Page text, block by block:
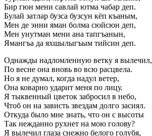
Бир гюн мени савлай ютма чабар деп.
Булай затлар бузса бузсун кёп къаным,
Мен де энни яман болма сюйсюн деп,
Мен унутман мени ана тапгъанын,
Ямангъа да яхшылыгъым тийсин деп.
Однажды надломленную ветку я вылечил,
По весне она вновь во всю расцвела.
Но я не думал, когда надул ветер,
Она коварно ударит меня по лицу.
Я тыквенный цветок забросил в небо,
Чтоб он на зависть звездам долго засиял.
Откуда было мне знать, что он с высоты
Так нежданно рухнет на мою голову?
Я вылечил глаза снежно белого голубя,